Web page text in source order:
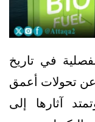
في تاريخ
عن تحولات أعمق
آثارها إلى